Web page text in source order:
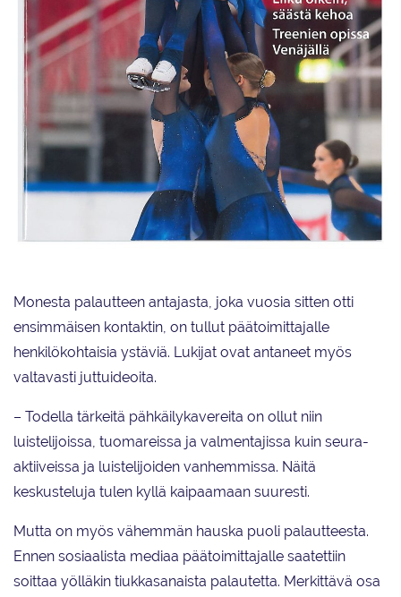
Monesta palautteen antajasta, joka vuosia sitten otti
ensimmäisen kontaktin, on tullut päätoimittajalle
henkilökohtaisia ystäviä. Lukijat ovat antaneet myös
valtavasti juttuideoita.
– Todella tärkeitä pähkäilykavereita on ollut niin
luistelijoissa, tuomareissa ja valmentajissa kuin seura-
aktiiveissa ja luistelijoiden vanhemmissa. Näitä
keskusteluja tulen kyllä kaipaamaan suuresti.
Mutta on myös vähemmän hauska puoli palautteesta.
Ennen sosiaalista mediaa päätoimittajalle saatettiin
soittaa yölläkin tiukkasanaista palautetta. Merkittävä osa